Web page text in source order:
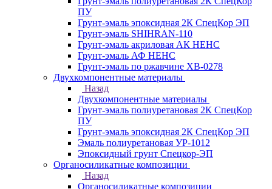
ПУ
Грунт-эмаль эпоксидная 2К СпецКор ЭП
Грунт-эмаль SHIHRAN-110
Грунт-эмаль акриловая АК НЕНС
Грунт-эмаль АФ НЕНС
Грунт-эмаль по ржавчине ХВ-0278
Двухкомпонентные материалы
Назад
Двухкомпонентные материалы
Грунт-эмаль полиуретановая 2К СпецКор
ПУ
Грунт-эмаль эпоксидная 2К СпецКор ЭП
Эмаль полиуретановая УР-1012
Эпоксидный грунт Спецкор-ЭП
Органосиликатные композиции
Назад
Органосиликатные композиции